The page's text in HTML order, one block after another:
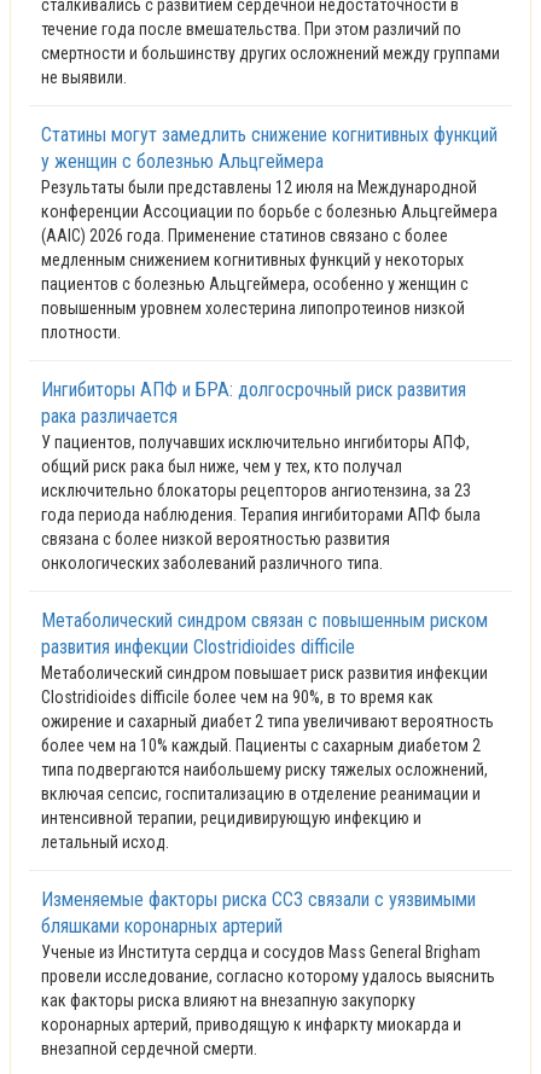
сталкивались с развитием сердечной недостаточности в
течение года после вмешательства. При этом различий по
смертности и большинству других осложнений между группами
не выявили.
Статины могут замедлить снижение когнитивных функций
у женщин с болезнью Альцгеймера
Результаты были представлены 12 июля на Международной
конференции Ассоциации по борьбе с болезнью Альцгеймера
(AAIC) 2026 года. Применение статинов связано с более
медленным снижением когнитивных функций у некоторых
пациентов с болезнью Альцгеймера, особенно у женщин с
повышенным уровнем холестерина липопротеинов низкой
плотности.
Ингибиторы АПФ и БРА: долгосрочный риск развития
рака различается
У пациентов, получавших исключительно ингибиторы АПФ,
общий риск рака был ниже, чем у тех, кто получал
исключительно блокаторы рецепторов ангиотензина, за 23
года периода наблюдения. Терапия ингибиторами АПФ была
связана с более низкой вероятностью развития
онкологических заболеваний различного типа.
Метаболический синдром связан с повышенным риском
развития инфекции Clostridioides difficile
Метаболический синдром повышает риск развития инфекции
Clostridioides difficile более чем на 90%, в то время как
ожирение и сахарный диабет 2 типа увеличивают вероятность
более чем на 10% каждый. Пациенты с сахарным диабетом 2
типа подвергаются наибольшему риску тяжелых осложнений,
включая сепсис, госпитализацию в отделение реанимации и
интенсивной терапии, рецидивирующую инфекцию и
летальный исход.
Изменяемые факторы риска ССЗ связали с уязвимыми
бляшками коронарных артерий
Ученые из Института сердца и сосудов Mass General Brigham
провели исследование, согласно которому удалось выяснить
как факторы риска влияют на внезапную закупорку
коронарных артерий, приводящую к инфаркту миокарда и
внезапной сердечной смерти.